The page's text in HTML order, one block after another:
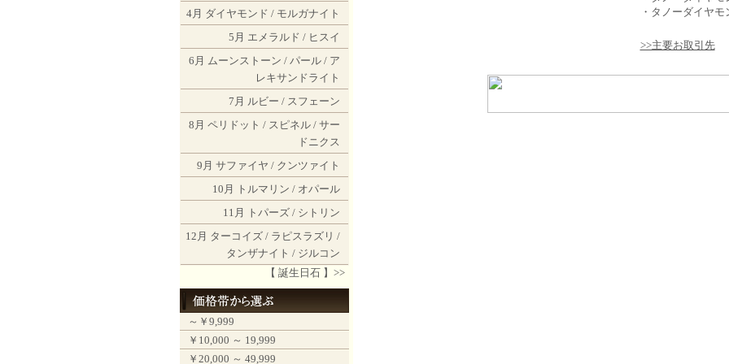
4月 ダイヤモンド / モルガナイト
5月 エメラルド / ヒスイ
6月 ムーンストーン / パール/ ア
レキサンドライト
7月 ルビー / スフェーン
8月 ペリドット / スピネル/ サー
ドニクス
9月 サファイヤ / クンツァイト
10月
トルマリン / オパール
11月
トパーズ/ シトリン
12月 ターコイズ/ ラピスラズリ /
タンザナイト / ジルコン
【 誕生日石 】>>
～￥9,999
￥10,000 ～ 19,999
￥20,000 ～ 49,999
・タノーダイヤモ
>>主要お取引先